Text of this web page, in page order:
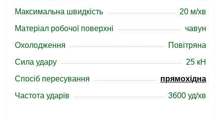
Максимальна швидкість
20 м/хв
Матеріал робочої поверхні
чавун
Охолодження
Повітряна
Сила удару
25 кН
Спосіб пересування
прямохідна
Частота ударів
3600 уд/хв